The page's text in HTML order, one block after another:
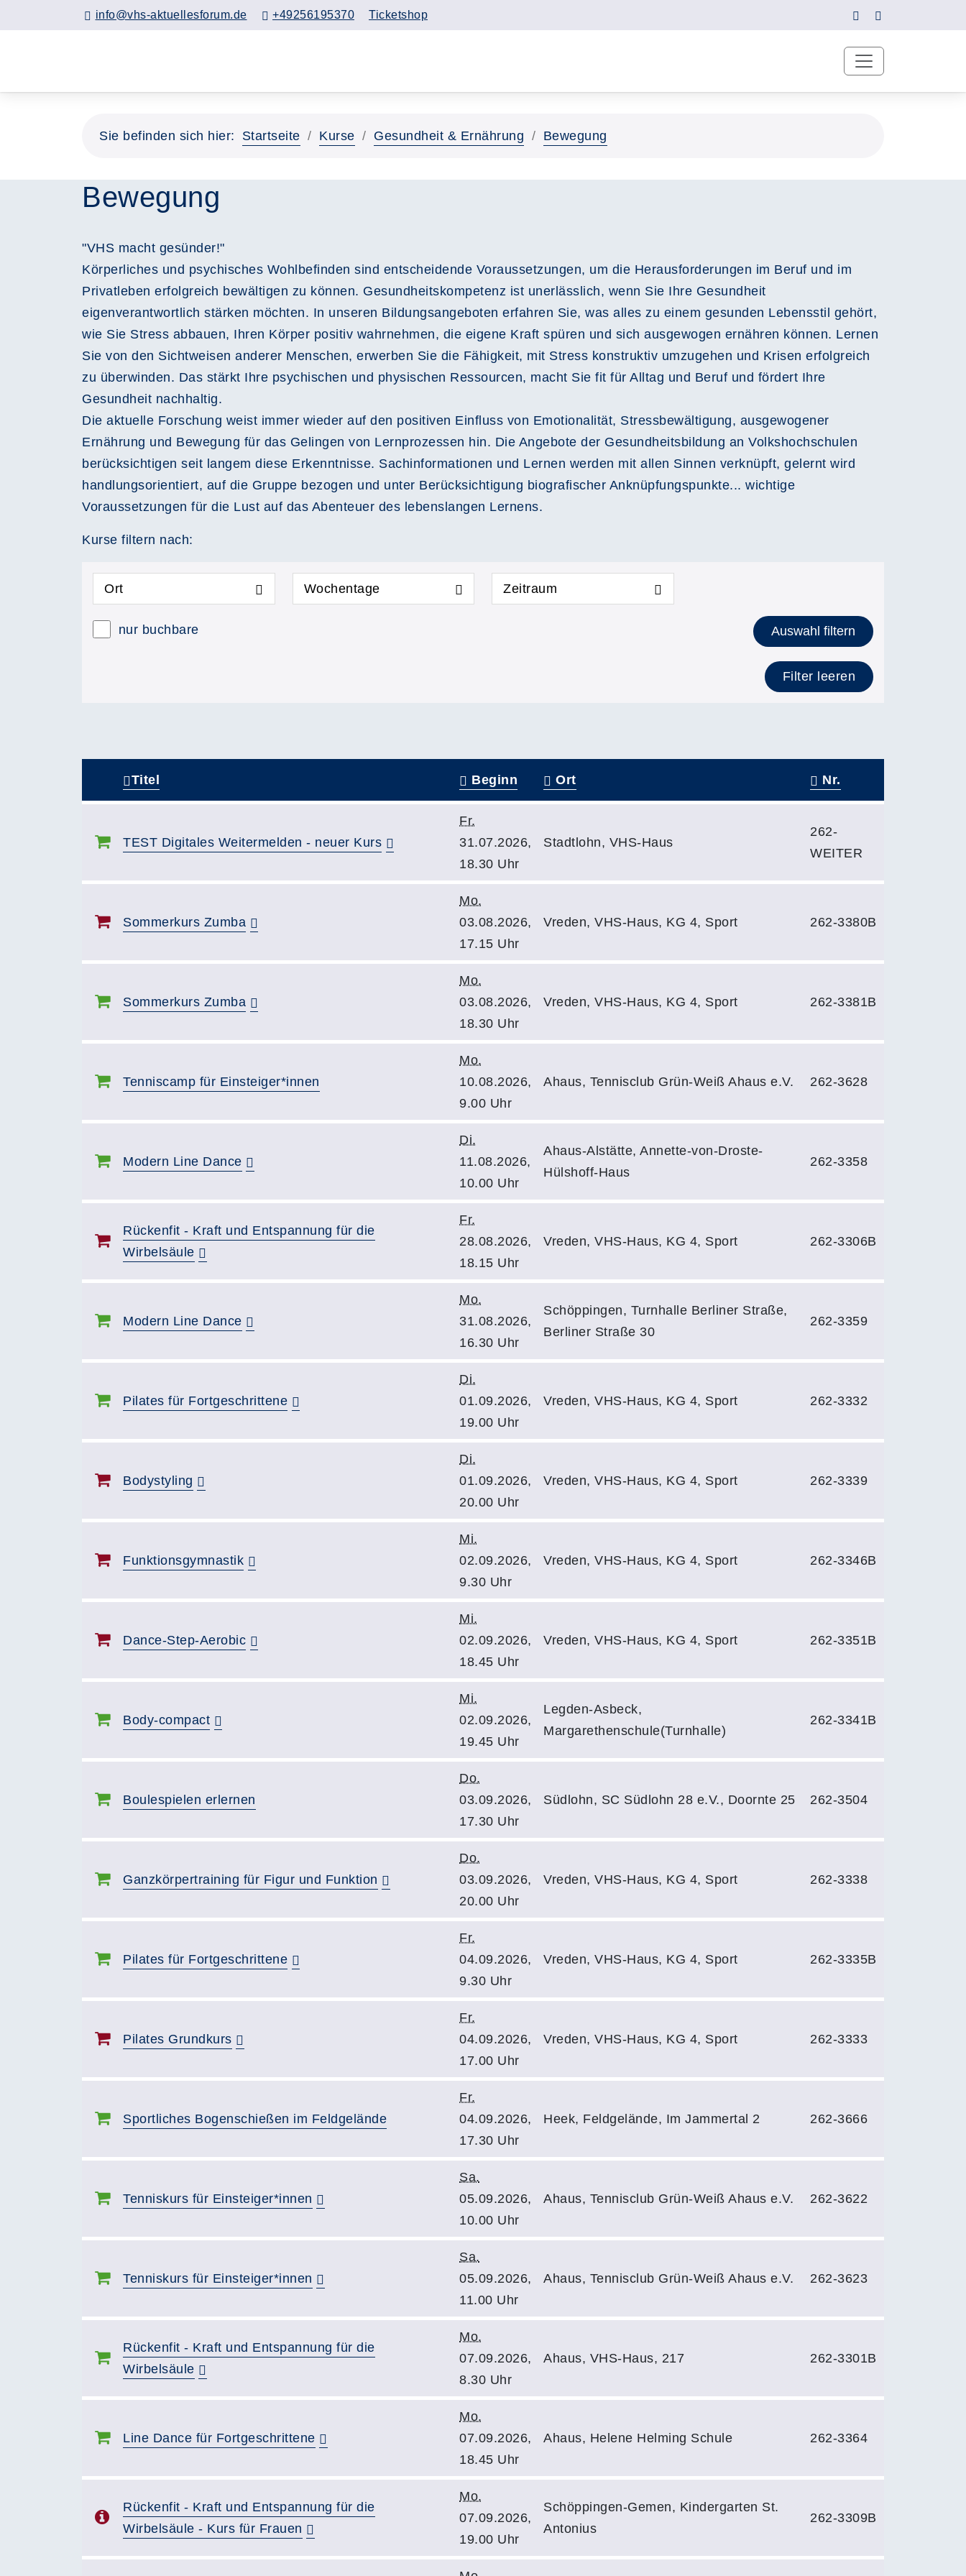
info@vhs-aktuellesforum.de +49256195370 Ticketshop
Sie befinden sich hier: Startseite Kurse Gesundheit & Ernährung Bewegung
Bewegung
"VHS macht gesünder!"
Körperliches und psychisches Wohlbefinden sind entscheidende Voraussetzungen, um die Herausforderungen im Beruf und im
Privatleben erfolgreich bewältigen zu können. Gesundheitskompetenz ist unerlässlich, wenn Sie Ihre Gesundheit
eigenverantwortlich stärken möchten. In unseren Bildungsangeboten erfahren Sie, was alles zu einem gesunden Lebensstil gehört,
wie Sie Stress abbauen, Ihren Körper positiv wahrnehmen, die eigene Kraft spüren und sich ausgewogen ernähren können. Lernen
Sie von den Sichtweisen anderer Menschen, erwerben Sie die Fähigkeit, mit Stress konstruktiv umzugehen und Krisen erfolgreich
zu überwinden. Das stärkt Ihre psychischen und physischen Ressourcen, macht Sie fit für Alltag und Beruf und fördert Ihre
Gesundheit nachhaltig.
Die aktuelle Forschung weist immer wieder auf den positiven Einfluss von Emotionalität, Stressbewältigung, ausgewogener
Ernährung und Bewegung für das Gelingen von Lernprozessen hin. Die Angebote der Gesundheitsbildung an Volkshochschulen
berücksichtigen seit langem diese Erkenntnisse. Sachinformationen und Lernen werden mit allen Sinnen verknüpft, gelernt wird
handlungsorientiert, auf die Gruppe bezogen und unter Berücksichtigung biografischer Anknüpfungspunkte... wichtige
Voraussetzungen für die Lust auf das Abenteuer des lebenslangen Lernens.
Kurse filtern nach:
Ort Wochentage Zeitraum
nur buchbare Auswahl filtern
Filter leeren
Titel Beginn Ort Nr.
TEST Digitales Weitermelden - neuer Kurs
Fr.
31.07.2026,
18.30 Uhr
Stadtlohn, VHS-Haus
262-
WEITER
Sommerkurs Zumba
Mo.
03.08.2026,
17.15 Uhr
Vreden, VHS-Haus, KG 4, Sport 262-3380B
Sommerkurs Zumba
Mo.
03.08.2026,
18.30 Uhr
Vreden, VHS-Haus, KG 4, Sport 262-3381B
Tenniscamp für Einsteiger*innen
Mo.
10.08.2026,
9.00 Uhr
Ahaus, Tennisclub Grün-Weiß Ahaus e.V. 262-3628
Modern Line Dance
Di.
11.08.2026,
10.00 Uhr
Ahaus-Alstätte, Annette-von-Droste-
Hülshoff-Haus
262-3358
Rückenfit - Kraft und Entspannung für die
Wirbelsäule
Fr.
28.08.2026,
18.15 Uhr
Vreden, VHS-Haus, KG 4, Sport 262-3306B
Modern Line Dance
Mo.
31.08.2026,
16.30 Uhr
Schöppingen, Turnhalle Berliner Straße,
Berliner Straße 30
262-3359
Pilates für Fortgeschrittene
Di.
01.09.2026,
19.00 Uhr
Vreden, VHS-Haus, KG 4, Sport 262-3332
Bodystyling
Di.
01.09.2026,
20.00 Uhr
Vreden, VHS-Haus, KG 4, Sport 262-3339
Funktionsgymnastik
Mi.
02.09.2026,
9.30 Uhr
Vreden, VHS-Haus, KG 4, Sport 262-3346B
Dance-Step-Aerobic
Mi.
02.09.2026,
18.45 Uhr
Vreden, VHS-Haus, KG 4, Sport 262-3351B
Body-compact
Mi.
02.09.2026,
19.45 Uhr
Legden-Asbeck,
Margarethenschule(Turnhalle)
262-3341B
Boulespielen erlernen
Do.
03.09.2026,
17.30 Uhr
Südlohn, SC Südlohn 28 e.V., Doornte 25 262-3504
Ganzkörpertraining für Figur und Funktion
Do.
03.09.2026,
20.00 Uhr
Vreden, VHS-Haus, KG 4, Sport 262-3338
Pilates für Fortgeschrittene
Fr.
04.09.2026,
9.30 Uhr
Vreden, VHS-Haus, KG 4, Sport 262-3335B
Pilates Grundkurs
Fr.
04.09.2026,
17.00 Uhr
Vreden, VHS-Haus, KG 4, Sport 262-3333
Sportliches Bogenschießen im Feldgelände
Fr.
04.09.2026,
17.30 Uhr
Heek, Feldgelände, Im Jammertal 2 262-3666
Tenniskurs für Einsteiger*innen
Sa.
05.09.2026,
10.00 Uhr
Ahaus, Tennisclub Grün-Weiß Ahaus e.V. 262-3622
Tenniskurs für Einsteiger*innen
Sa.
05.09.2026,
11.00 Uhr
Ahaus, Tennisclub Grün-Weiß Ahaus e.V. 262-3623
Rückenfit - Kraft und Entspannung für die
Wirbelsäule
Mo.
07.09.2026,
8.30 Uhr
Ahaus, VHS-Haus, 217 262-3301B
Line Dance für Fortgeschrittene
Mo.
07.09.2026,
18.45 Uhr
Ahaus, Helene Helming Schule 262-3364
Rückenfit - Kraft und Entspannung für die
Wirbelsäule - Kurs für Frauen
Mo.
07.09.2026,
19.00 Uhr
Schöppingen-Gemen, Kindergarten St.
Antonius
262-3309B